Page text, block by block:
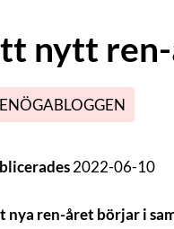
nytt
2022-06-10
nya ren-året börjar i